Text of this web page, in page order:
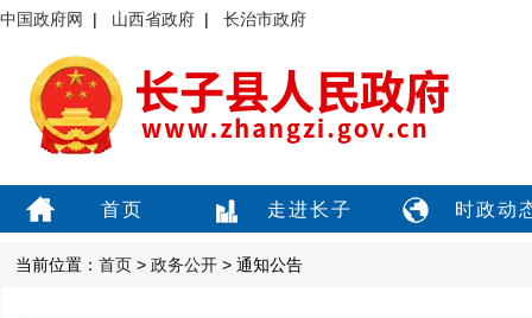
中国政府网 | 山西省政府 | 长治市政府
首页 走进长子 时政动
当前位置： 首页 > 政务公开 > 通知公告